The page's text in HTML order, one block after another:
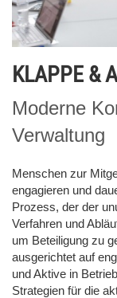
KLAPPE &
Moderne
Verwaltung
Menschen zur
engagieren und
Prozess, der der
Verfahren und
um Beteiligung zu
ausgerichtet auf
und Aktive in
Strategien für die